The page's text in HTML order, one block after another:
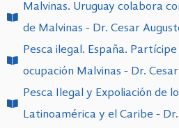
Malvinas. Uruguay colabora
de Malvinas - Dr. Cesar
Pesca ilegal. España.
ocupación Malvinas - Dr.
Pesca Ilegal y Expoliación de
Latinoamérica y el Caribe -